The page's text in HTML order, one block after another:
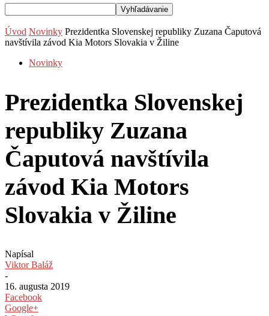
Úvod Novinky Prezidentka Slovenskej republiky Zuzana Čaputová
navštívila závod Kia Motors Slovakia v Žiline
Novinky
Prezidentka Slovenskej
republiky Zuzana
Čaputová navštívila
závod Kia Motors
Slovakia v Žiline
Napísal
Viktor Baláž
-
16. augusta 2019
Facebook
Google+